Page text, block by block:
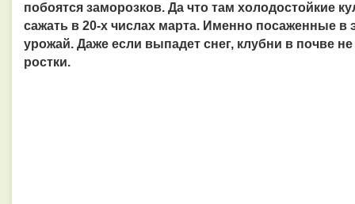
побоятся заморозков. Да что там холодостойкие
сажать в 20-х числах марта. Именно посаженные
урожай. Даже если выпадет снег, клубни в почве
ростки.